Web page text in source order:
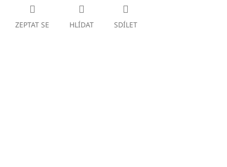
ZEPTAT SE HLÍDAT SDÍLET